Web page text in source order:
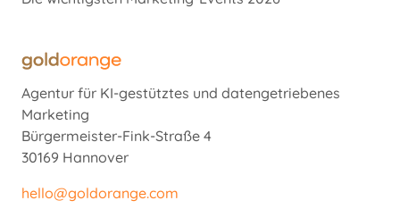
Agentur für KI-gestütztes und datengetriebenes
Marketing
Bürgermeister-Fink-Straße 4
30169 Hannover
hello@goldorange.com